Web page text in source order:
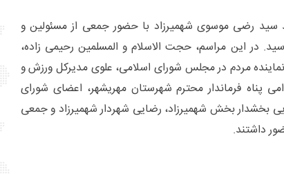
رضی موسوی شهمیرزاد با حضور جمعی از مسئولین و
در این مراسم، حجت الاسلام و المسلمین رحیمی زاده،
نماینده مردم در مجلس شورای اسلامی، علوی مدیرکل ورزش و
پناه فرماندار محترم شهرستان مهریشهر، اعضای شورای
بخشدار بخش شهمیرزاد، رضایی شهردار شهمیرزاد و جمعی
داشتند.